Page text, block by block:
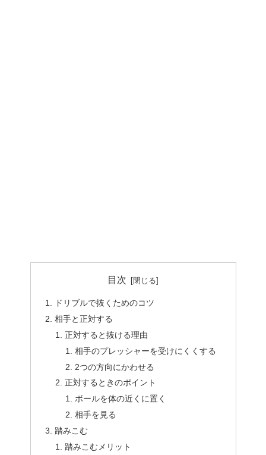
目次
ドリブルで抜くためのコツ
相手と正対する
正対すると抜ける理由
相手のプレッシャーを受けにくくする
2つの方向にかわせる
正対するときのポイント
ボールを体の近くに置く
相手を見る
踏みこむ
踏みこむメリット